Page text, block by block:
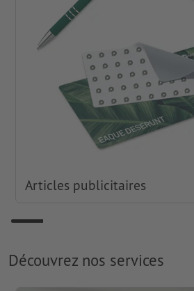
Articles publicitaires
Découvrez nos services